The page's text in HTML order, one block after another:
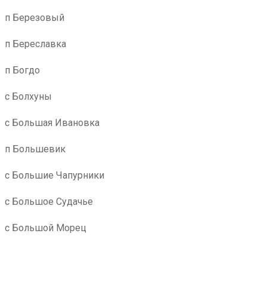
п Березовый
п Береславка
п Богдо
с Болхуны
с Большая Ивановка
п Большевик
с Большие Чапурники
с Большое Судачье
с Большой Морец